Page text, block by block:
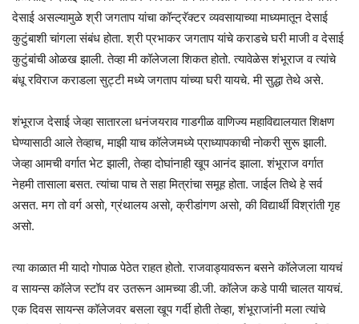
देसाई असल्यामुळे श्री जगताप यांचा कॉन्ट्रॅक्टर व्यवसायाच्या माध्यमातून देसाई
कुटुंबाशी चांगला संबंध होता. श्री प्रभाकर जगताप यांचे कराडचे घरी माजी व देसाई
कुटुंबांची ओळख झाली. तेव्हा मी कॉलेजला शिकत होतो. त्यावेळेस शंभूराज व त्यांचे
बंधू रविराज कराडला सुट्टी मध्ये जगताप यांच्या घरी यायचे. मी सुद्धा तेथे असे.
शंभूराज देसाई जेव्हा सातारला धनंजयराव गाडगीळ वाणिज्य महाविद्यालयात शिक्षण
घेण्यासाठी आले तेव्हाच, माझी याच कॉलेजमध्ये प्राध्यापकाची नोकरी सुरू झाली.
जेव्हा आमची वर्गात भेट झाली, तेव्हा दोघांनाही खूप आनंद झाला. शंभूराज वर्गात
नेहमी तासाला बसत. त्यांचा पाच ते सहा मित्रांचा समूह होता. जाईल तिथे हे सर्व
असत. मग तो वर्ग असो, ग्रंथालय असो, क्रीडांगण असो, की विद्यार्थी विश्रांती गृह
असो.
त्या काळात मी यादो गोपाळ पेठेत राहत होतो. राजवाड्यावरून बसने कॉलेजला यायचं
व सायन्स कॉलेज स्टॉप वर उतरून आमच्या डी.जी. कॉलेज कडे पायी चालत यायचं.
एक दिवस सायन्स कॉलेजवर बसला खूप गर्दी होती तेव्हा, शंभूराजांनी मला त्यांचे